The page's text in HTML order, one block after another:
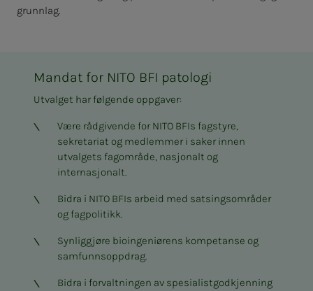
grunnlag.
Mandat for NITO BFI patologi
Utvalget har følgende oppgaver:
Være rådgivende for NITO BFIs fagstyre,
sekretariat og medlemmer i saker innen
utvalgets fagområde, nasjonalt og
internasjonalt.
Bidra i NITO BFIs arbeid med satsingsområder
og fagpolitikk.
Synliggjøre bioingeniørens kompetanse og
samfunnsoppdrag.
Bidra i forvaltningen av spesialistgodkjenning